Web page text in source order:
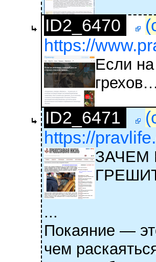
ID2_6470
https://
Если
грехов…
ID2_6471
https://
ЗАЧЕМ
...
Покаяние —
чем